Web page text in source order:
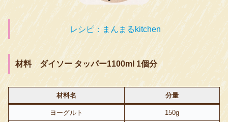
レシピ：まんまるkitchen
材料 ダイソー タッパー1100ml 1個分
材料名 分量
ヨーグルト 150g